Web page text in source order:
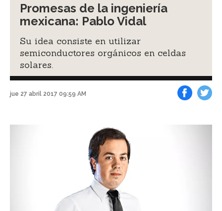
Promesas de la ingeniería
mexicana: Pablo Vidal
Su idea consiste en utilizar
semiconductores orgánicos en celdas
solares.
jue 27 abril 2017 09:59 AM